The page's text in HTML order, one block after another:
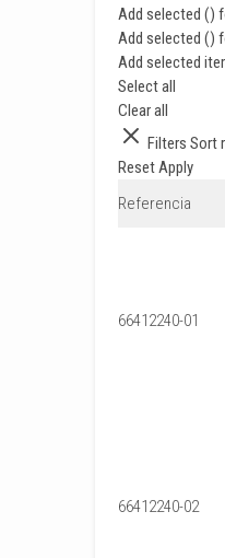
Add selected ()
Add selected ()
Add selected
Select all
Clear all
Filters Sort
ResetApply
Referencia
66412240-01
66412240-02